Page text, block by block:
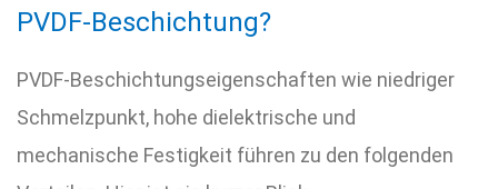
PVDF-Beschichtung?
PVDF-Beschichtungseigenschaften wie niedriger
Schmelzpunkt, hohe dielektrische und
mechanische Festigkeit führen zu den folgenden